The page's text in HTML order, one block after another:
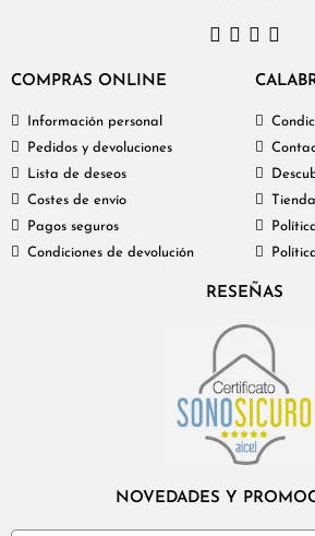
COMPRAS ONLINE
Información personal
Pedidos y devoluciones
Lista de deseos
Costes de envío
Pagos seguros
Condiciones de devolución
RESEÑAS
NOVEDADES Y